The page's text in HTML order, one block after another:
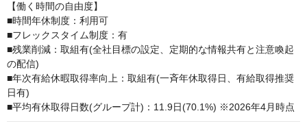
【働く時間の自由度】
■時間年休制度：利用可
■フレックスタイム制度：有
■残業削減：取組有(全社目標の設定、定期的な情報共有と注意喚起
の配信)
■年次有給休暇取得率向上：取組有(一斉年休取得日、有給取得推奨
日有)
■平均有休取得日数(グループ計)：11.9日(70.1%) ※2026年4月時点